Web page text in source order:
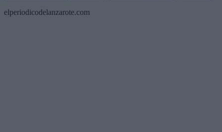
elperiodicodelanzarote.com